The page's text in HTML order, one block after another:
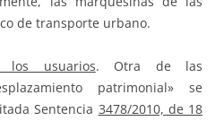
de transporte urbano.
los usuarios. Otra de las
patrimonial» se
Sentencia 3478/2010, de 18